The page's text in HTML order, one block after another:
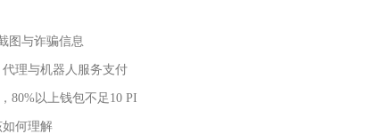
图与诈骗信息
理与机器人服务支付
80%以上钱包不足10 PI
何理解